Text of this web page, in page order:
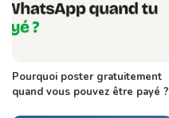
Pourquoi poster gratuitement
quand vous pouvez être payé ?